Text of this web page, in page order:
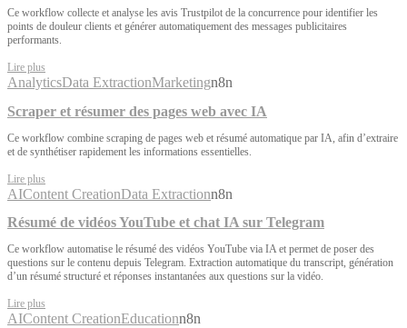
Ce workflow collecte et analyse les avis Trustpilot de la concurrence pour identifier les
points de douleur clients et générer automatiquement des messages publicitaires
performants.
Lire plus
AnalyticsData ExtractionMarketingn8n
Scraper et résumer des pages web avec IA
Ce workflow combine scraping de pages web et résumé automatique par IA, afin d’extraire
et de synthétiser rapidement les informations essentielles.
Lire plus
AIContent CreationData Extractionn8n
Résumé de vidéos YouTube et chat IA sur Telegram
Ce workflow automatise le résumé des vidéos YouTube via IA et permet de poser des
questions sur le contenu depuis Telegram. Extraction automatique du transcript, génération
d’un résumé structuré et réponses instantanées aux questions sur la vidéo.
Lire plus
AIContent CreationEducationn8n